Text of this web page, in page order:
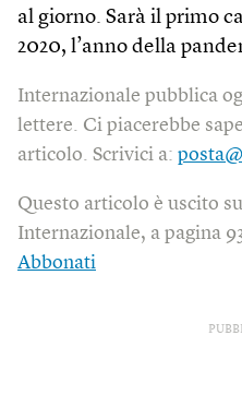
al giorno. Sarà il primo
2020, l’anno della
Internazionale pubblica
lettere. Ci piacerebbe
articolo. Scrivici a:
Questo articolo è uscito
Internazionale, a pagina
Abbonati